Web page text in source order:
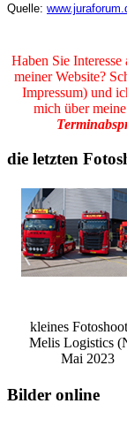
Quelle:
Haben Sie
meiner Website?
Impressum) und
mich über meine
die letzten
kleines
Melis Logistics
Mai 2023
Bilder online